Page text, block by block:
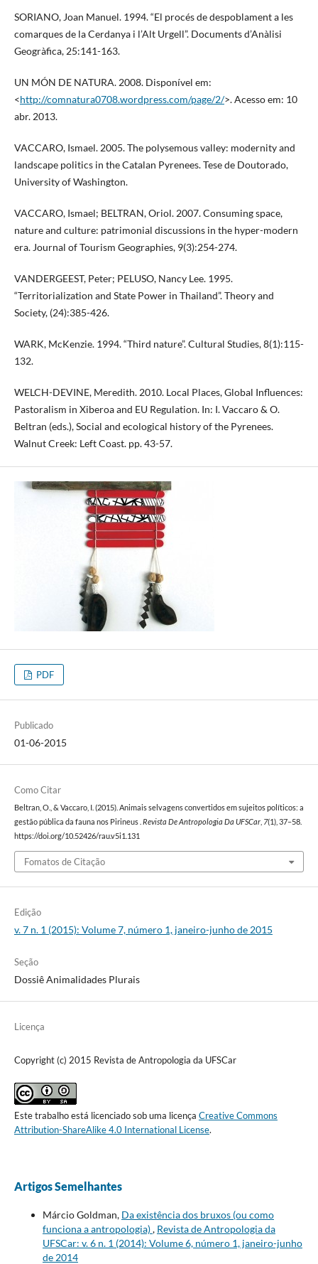
SORIANO, Joan Manuel. 1994. “El procés de despoblament a les
comarques de la Cerdanya i l’Alt Urgell”. Documents d’Anàlisi
Geogràfica, 25:141-163.
UN MÓN DE NATURA. 2008. Disponível em:
<http://comnatura0708.wordpress.com/page/2/>. Acesso em: 10
abr. 2013.
VACCARO, Ismael. 2005. The polysemous valley: modernity and
landscape politics in the Catalan Pyrenees. Tese de Doutorado,
University of Washington.
VACCARO, Ismael; BELTRAN, Oriol. 2007. Consuming space,
nature and culture: patrimonial discussions in the hyper-modern
era. Journal of Tourism Geographies, 9(3):254-274.
VANDERGEEST, Peter; PELUSO, Nancy Lee. 1995.
“Territorialization and State Power in Thailand”. Theory and
Society, (24):385-426.
WARK, McKenzie. 1994. “Third nature”. Cultural Studies, 8(1):115-
132.
WELCH-DEVINE, Meredith. 2010. Local Places, Global Influences:
Pastoralism in Xiberoa and EU Regulation. In: I. Vaccaro & O.
Beltran (eds.), Social and ecological history of the Pyrenees.
Walnut Creek: Left Coast. pp. 43-57.
PDF
Publicado
01-06-2015
Como Citar
Beltran, O., & Vaccaro, I. (2015). Animais selvagens convertidos em sujeitos políticos: a
gestão pública da fauna nos Pirineus . Revista De Antropologia Da UFSCar, 7(1), 37–58.
https://doi.org/10.52426/rau.v5i1.131
Fomatos de Citação
Edição
v. 7 n. 1 (2015): Volume 7, número 1, janeiro-junho de 2015
Seção
Dossiê Animalidades Plurais
Licença
Copyright (c) 2015 Revista de Antropologia da UFSCar
Este trabalho está licenciado sob uma licença Creative Commons
Attribution-ShareAlike 4.0 International License.
Artigos Semelhantes
Márcio Goldman, Da existência dos bruxos (ou como
funciona a antropologia), Revista de Antropologia da
UFSCar: v. 6 n. 1 (2014): Volume 6, número 1, janeiro-junho
de 2014